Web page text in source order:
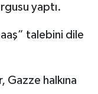
yaptı.
talebini dile
Gazze halkına